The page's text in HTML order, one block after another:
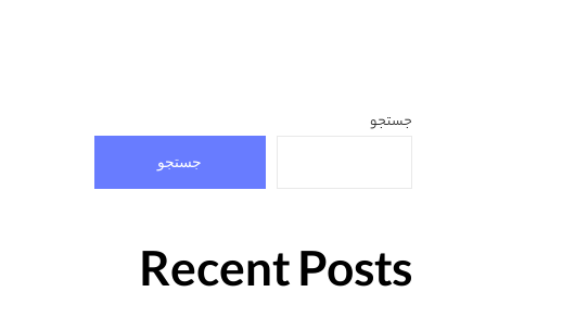
جستجو
جستجو
Recent Posts